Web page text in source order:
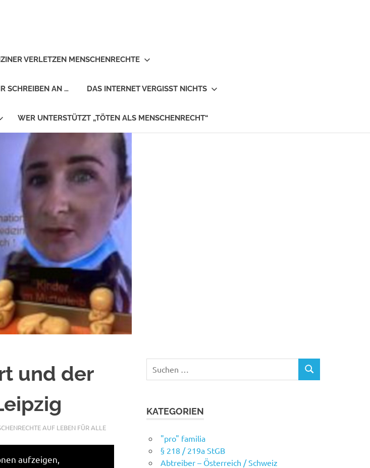
VERLETZEN MENSCHENRECHTE
SCHREIBEN AN … DAS INTERNET VERGISST NICHTS
WER UNTERSTÜTZT „TÖTEN ALS MENSCHENRECHT“
und der
AUF LEBEN FÜR ALLE
aufzeigen,
Suchen
SUCHEN
KATEGORIEN
"pro" familia
§ 218 / 219a StGB
Abtreiber – Österreich / Schweiz